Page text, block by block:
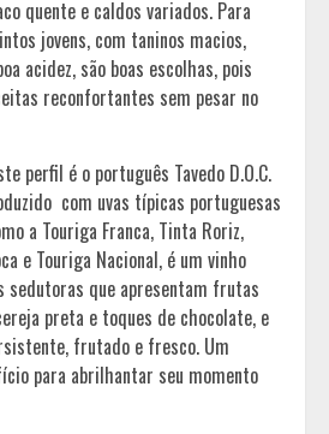
quente e caldos variados. Para
jovens, com taninos macios,
acidez, são boas escolhas, pois
reconfortantes sem pesar no
perfil é o português Tavedo D.O.C.
com uvas típicas portuguesas
a Touriga Franca, Tinta Roriz,
e Touriga Nacional, é um vinho
sedutoras que apresentam frutas
preta e toques de chocolate, e
frutado e fresco. Um
para abrilhantar seu momento